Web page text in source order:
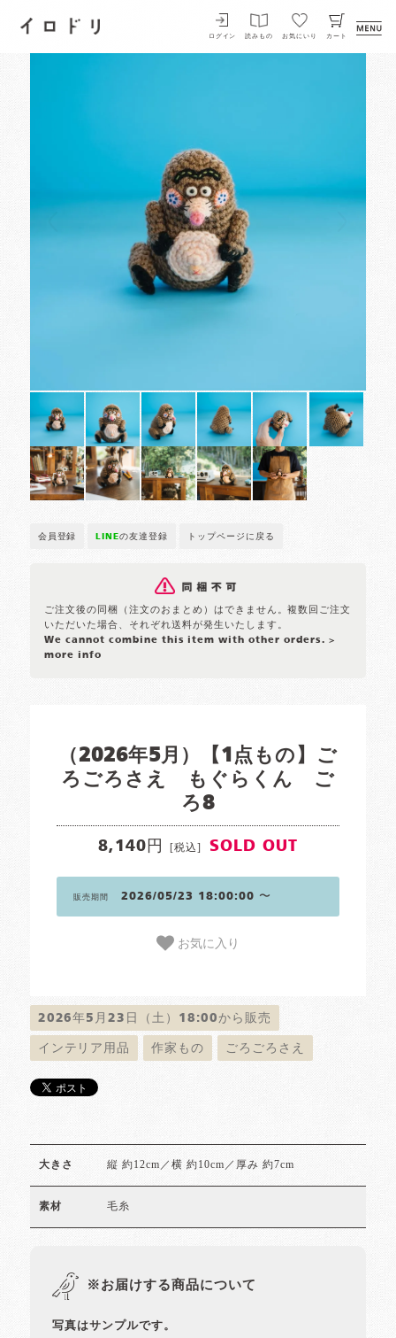
イロドリ
ログイン 読みもの お気にいり カート
会員登録 LINEの友達登録 トップページに戻る
ご注文後の同梱（注文のおまとめ）はできません。複数回ご注文
いただいた場合、それぞれ送料が発生いたします。
We cannot combine this item with other orders. >
more info
（2026年5月）【1点もの】ご
ろごろさえ もぐらくん ご
ろ8
8,140円 [税込] SOLD OUT
販売期間 2026/05/23 18:00:00 〜
お気に入り
2026年5月23日（土）18:00から販売
インテリア用品 作家もの ごろごろさえ
大きさ 縦 約12cm／横 約10cm／厚み 約7cm
素材 毛糸
※お届けする商品について
写真はサンプルです。